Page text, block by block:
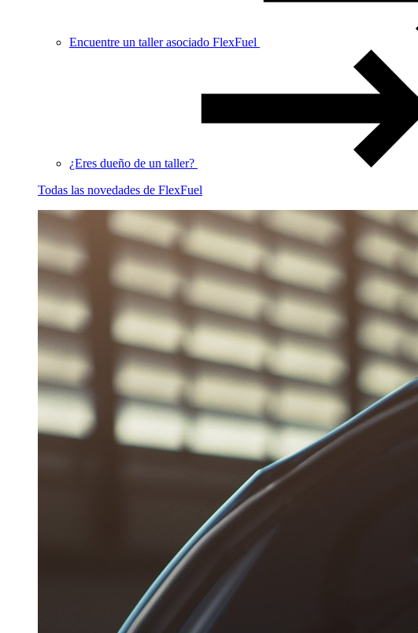
Encuentre un taller asociado FlexFuel
¿Eres dueño de un taller?
Todas las novedades de FlexFuel